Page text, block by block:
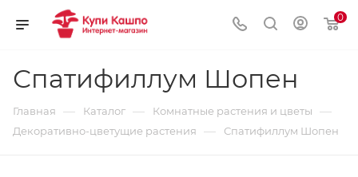
0
Спатифиллум Шопен
Главная — Каталог — Комнатные растения и цветы —
Декоративно-цветущие растения — Спатифиллум Шопен